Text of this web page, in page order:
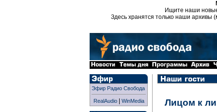
Ищите наши
Здесь хранятся только наши архивы
Эфир Радио Свобода
RealAudio| WinMedia
Лицом к